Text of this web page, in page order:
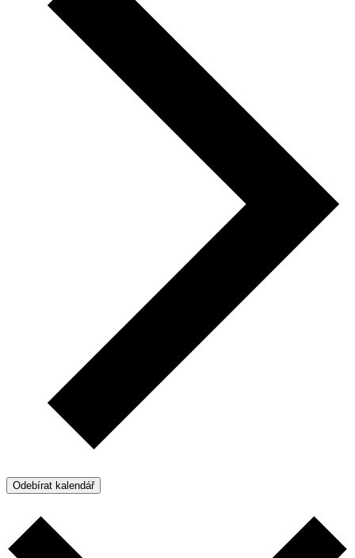
Odebírat kalendář